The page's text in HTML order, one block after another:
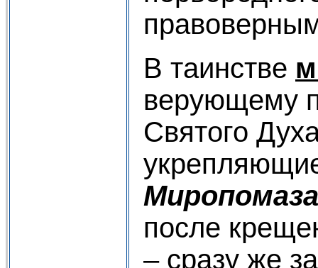
В таинстве
верующему
Святого
после
– сразу же